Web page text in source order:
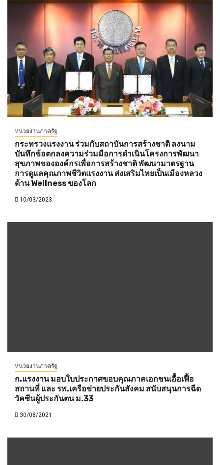
หน่วยงานภาครัฐ
กระทรวงแรงงาน ร่วมกับสถาบันการสร้างชาติ ลงนาม
บันทึกข้อตกลงความร่วมมือการดำเนินโครงการพัฒนา
สุขภาพขององค์กรเพื่อการสร้างชาติ พัฒนามาตรฐาน
การดูแลคุณภาพชีวิตแรงงาน ส่งเสริมไทยเป็นเมืองหลวง
ด้าน Wellness ของโลก
10/03/2023
หน่วยงานภาครัฐ
ก.แรงงาน มอบใบประกาศขอบคุณภาคเอกชนเอื้อเฟื้อ
สถานที่ และ รพ.เครือข่ายประกันสังคม สนับสนุนการฉีด
วัคซีนผู้ประกันตน ม.33
30/08/2021